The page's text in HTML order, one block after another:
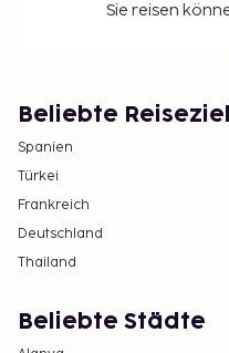
Sie reisen
Beliebte
Spanien
Türkei
Frankreich
Deutschland
Thailand
Beliebte Städte